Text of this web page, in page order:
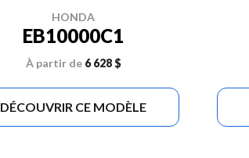
HONDA
EB10000C1
À partir de 6 628 $
DÉCOUVRIR CE MODÈLE